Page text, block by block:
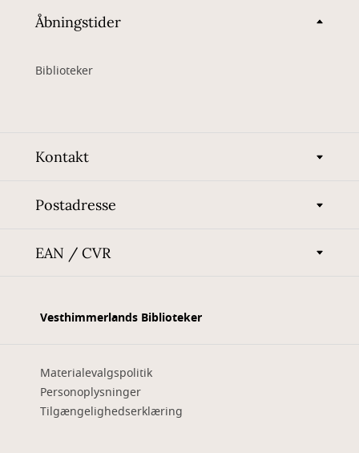
Åbningstider
Biblioteker
Kontakt
Postadresse
EAN / CVR
Vesthimmerlands Biblioteker
Materialevalgspolitik
Personoplysninger
Tilgængelighedserklæring